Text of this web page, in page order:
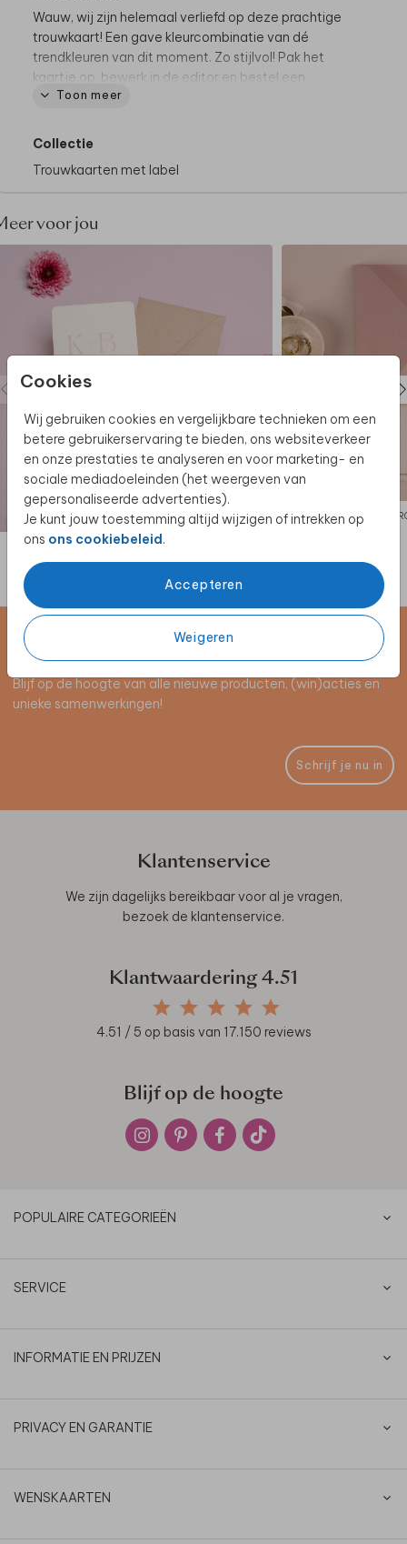
Cookies
Wij gebruiken cookies en vergelijkbare technieken om een
betere gebruikerservaring te bieden, ons websiteverkeer
en onze prestaties te analyseren en voor marketing- en
sociale mediadoeleinden (het weergeven van
gepersonaliseerde advertenties).
Je kunt jouw toestemming altijd wijzigen of intrekken op
ons ons cookiebeleid.
Accepteren
Weigeren
Wauw, wij zijn helemaal verliefd op deze prachtige
trouwkaart! Een gave kleurcombinatie van dé
trendkleuren van dit moment. Zo stijlvol! Pak het
kaartje op, bewerk in de editor en bestel een
proefdruk!
standaard meegeleverd, dit kun je zelf toevoegen
bevestigingsmaterialen
Toon meer
Collectie
Trouwkaarten met label
voor jou
Schrijf je in voor de nieuwsbrief
Blijf op de hoogte van alle nieuwe producten, (win)acties en
unieke samenwerkingen!
Schrijf je nu in
Klantenservice
We zijn dagelijks bereikbaar voor al je vragen,
bezoek de klantenservice.
Klantwaardering 4.51
4.51 / 5 op basis van 17.150 reviews
Blijf op de hoogte
POPULAIRE CATEGORIEËN
SERVICE
INFORMATIE EN PRIJZEN
PRIVACY EN GARANTIE
WENSKAARTEN